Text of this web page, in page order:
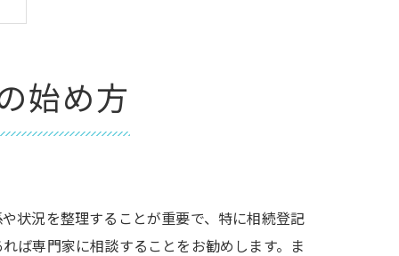
始め方
状況を整理することが重要で、特に相続登記
ば専門家に相談することをお勧めします。ま